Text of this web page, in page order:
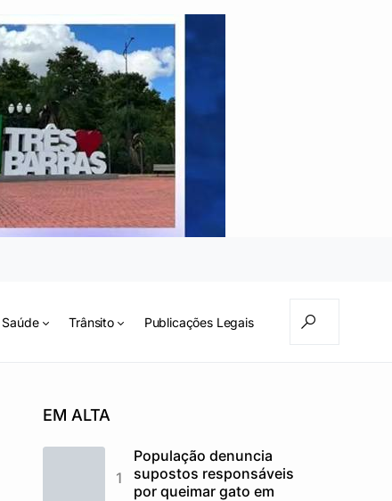
Saúde Trânsito Publicações Legais
EM ALTA
População denuncia
supostos responsáveis
por queimar gato em